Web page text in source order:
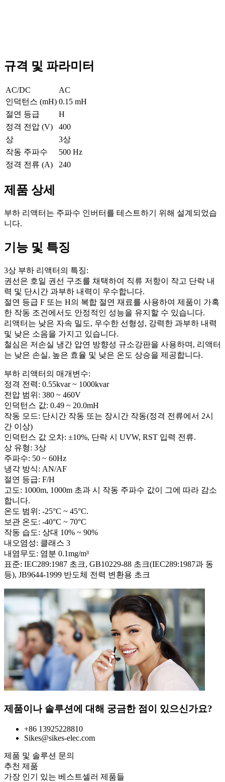
규격 및 파라미터
AC/DC
AC
인덕턴스 (mH) 0.15 mH
절연 등급
H
정격 전압 (V)
400
상
3상
작동 주파수
500 Hz
정격 전류 (A)
240
제품 상세
부하 리액터는 주파수 인버터를 테스트하기 위해 설계되었습
니다.
기능 및 특징
3상 부하 리액터의 특징:
권선은 호일 권선 구조를 채택하여 직류 저항이 작고 단락 내
력 및 단시간 과부하 내력이 우수합니다.
절연 등급 F 또는 H의 복합 절연 재료를 사용하여 제품이 가혹
한 작동 조건에서도 안정적인 성능을 유지할 수 있습니다.
리액터는 낮은 자속 밀도, 우수한 선형성, 강력한 과부하 내력
및 낮은 소음을 가지고 있습니다.
철심은 저손실 냉간 압연 방향성 규소강판을 사용하며, 리액터
는 낮은 손실, 높은 효율 및 낮은 온도 상승을 제공합니다.
부하 리액터의 매개변수:
정격 전력: 0.55kvar ~ 1000kvar
전압 범위: 380 ~ 460V
인덕턴스 값: 0.49 ~ 20.0mH
작동 모드: 단시간 작동 또는 장시간 작동(정격 전류에서 2시
간 이상)
인덕턴스 값 오차: ±10%, 단락 시 UVW, RST 입력 전류.
상 유형: 3상
주파수: 50 ~ 60Hz
냉각 방식: AN/AF
절연 등급: F/H
고도: 1000m, 1000m 초과 시 작동 주파수 값이 그에 따라 감소
합니다.
온도 범위: -25°C ~ 45°C.
보관 온도: -40°C ~ 70°C
작동 습도: 상대 10% ~ 90%
내오염성: 클래스 3
내염무도: 염분 0.1mg/m³
표준: IEC289:1987 초크, GB10229-88 초크(IEC289:1987과 동
등), JB9644-1999 반도체 전력 변환용 초크
제품이나 솔루션에 대해 궁금한 점이 있으신가요?
+86 13925228810
Sikes@sikes-elec.com
제품 및 솔루션 문의
추천 제품
가장 인기 있는 베스트셀러 제품들